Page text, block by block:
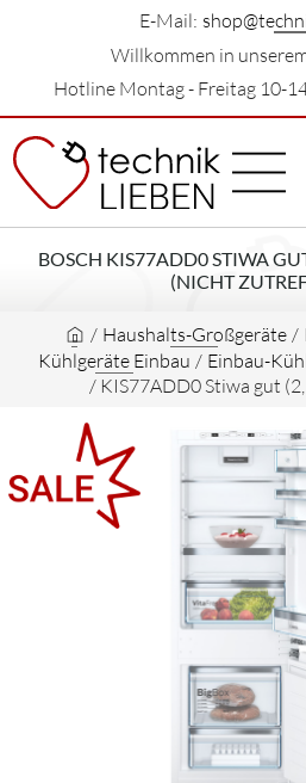
E-Mail:
Willkommen in
Hotline Montag - Freitag 10-
BOSCH KIS77ADD0 STIWA
(NICHT
/ Haushalts-Großgeräte /
Kühlgeräte Einbau / Einbau-
/ KIS77ADD0 Stiwa gut